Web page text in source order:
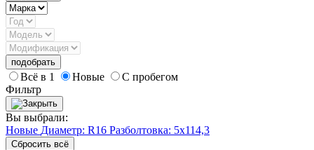
подобрать
Всё в 1 Новые
С пробегом
Фильтр
Вы выбрали:
Новые Диаметр: R16 Разболтовка: 5x114,3
Сбросить всё